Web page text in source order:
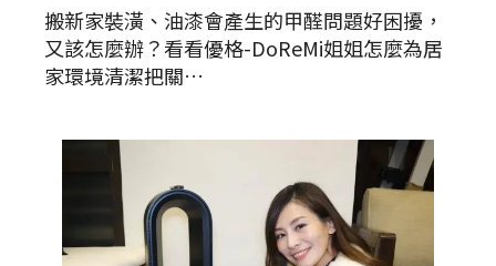
搬新家裝潢、油漆會產生的甲醛問題好困擾，
又該怎麼辦？看看優格-DoReMi姐姐怎麼為居
家環境清潔把關…